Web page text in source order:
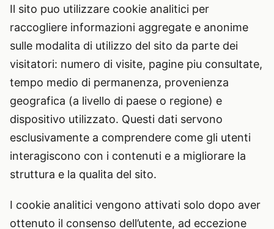
Il sito puo utilizzare cookie analitici per
raccogliere informazioni aggregate e anonime
sulle modalita di utilizzo del sito da parte dei
visitatori: numero di visite, pagine piu consultate,
tempo medio di permanenza, provenienza
geografica (a livello di paese o regione) e
dispositivo utilizzato. Questi dati servono
esclusivamente a comprendere come gli utenti
interagiscono con i contenuti e a migliorare la
struttura e la qualita del sito.
I cookie analitici vengono attivati solo dopo aver
ottenuto il consenso dell’utente, ad eccezione